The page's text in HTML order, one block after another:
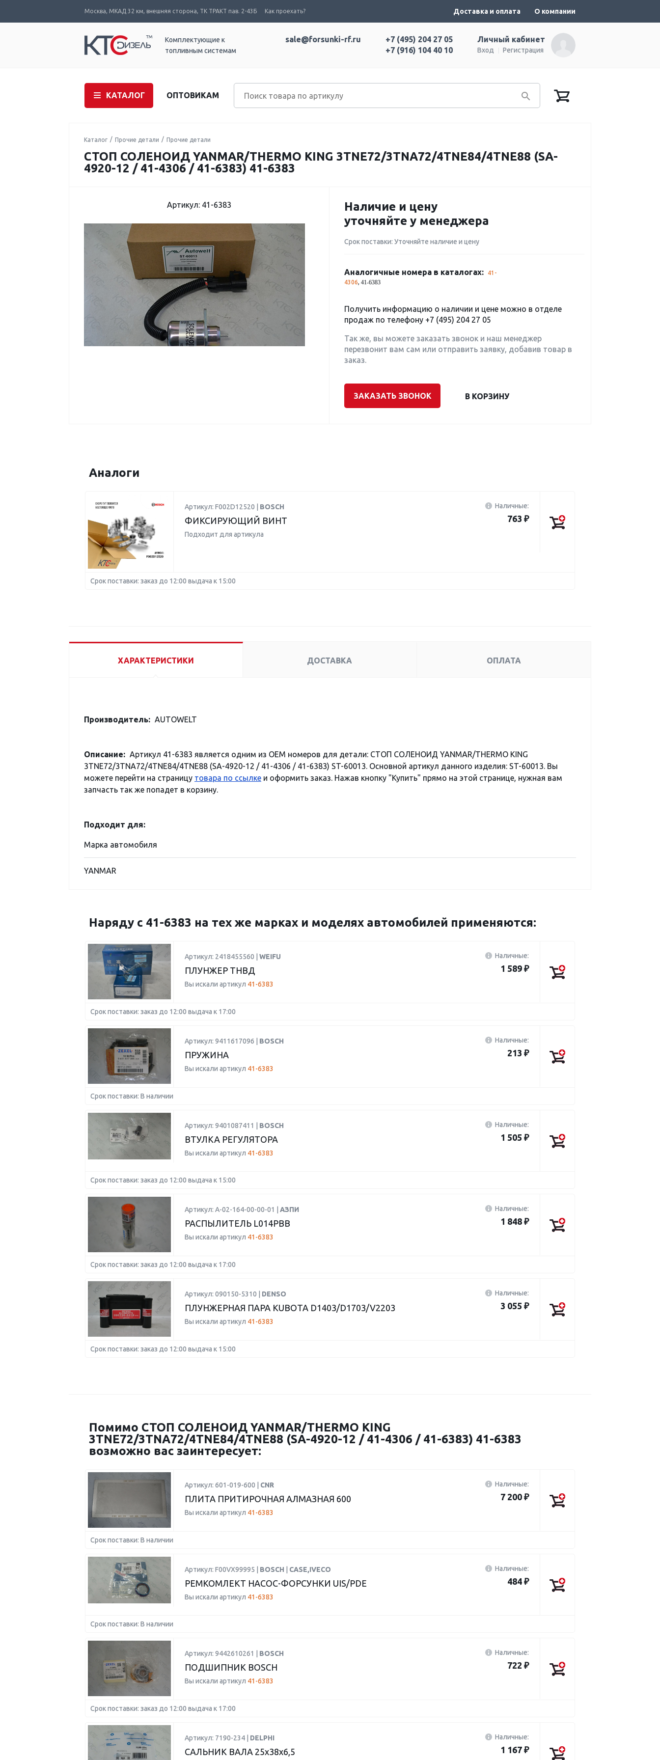
Москва, МКАД 32 км, внешняя сторона, ТК ТРАКТ пав. 2-43Б Как проехать? Доставка и оплата О компании
Комплектующие к
топливным системам
Личный кабинет
Вход Регистрация
+7 (495) 204 27 05
+7 (916) 104 40 10
sale@forsunki-rf.ru
КАТАЛОГ ОПТОВИКАМ
Каталог Прочие детали Прочие детали
СТОП СОЛЕНОИД YANMAR/THERMO KING 3TNE72/3TNA72/4TNE84/4TNE88 (SA-
4920-12 / 41-4306 / 41-6383) 41-6383
Артикул: 41-6383
Наличие и цену
уточняйте у менеджера
Срок поставки: Уточняйте наличие и цену
Аналогичные номера в каталогах:
41-
4306, 41-6383
Получить информацию о наличии и цене можно в отделе
продаж по телефону +7 (495) 204 27 05
Так же, вы можете заказать звонок и наш менеджер
перезвонит вам сам или отправить заявку, добавив товар в
заказ.
ЗАКАЗАТЬ ЗВОНОК В КОРЗИНУ
Аналоги
Артикул: F002D12520 | BOSCH
ФИКСИРУЮЩИЙ ВИНТ
Подходит для артикула
Наличные:
763 ₽
Срок поставки: заказ до 12:00 выдача к 15:00
ХАРАКТЕРИСТИКИ ДОСТАВКА ОПЛАТА
Производитель: AUTOWELT
Описание: Артикул 41-6383 является одним из OEM номеров для детали: СТОП СОЛЕНОИД YANMAR/THERMO KING
3TNE72/3TNA72/4TNE84/4TNE88 (SA-4920-12 / 41-4306 / 41-6383) ST-60013. Основной артикул данного изделия: ST-60013. Вы
можете перейти на страницу товара по ссылке и оформить заказ. Нажав кнопку "Купить" прямо на этой странице, нужная вам
запчасть так же попадет в корзину.
Подходит для:
Марка автомобиля
YANMAR
Наряду с 41-6383 на тех же марках и моделях автомобилей применяются:
Артикул: 2418455560 | WEIFU
ПЛУНЖЕР ТНВД
Вы искали артикул 41-6383
Наличные:
1 589 ₽
Срок поставки: заказ до 12:00 выдача к 17:00
Артикул: 9411617096 | BOSCH
ПРУЖИНА
Вы искали артикул 41-6383
Наличные:
213 ₽
Срок поставки: В наличии
Артикул: 9401087411 | BOSCH
ВТУЛКА РЕГУЛЯТОРА
Вы искали артикул 41-6383
Наличные:
1 505 ₽
Срок поставки: заказ до 12:00 выдача к 15:00
Артикул: А-02-164-00-00-01 | АЗПИ
РАСПЫЛИТЕЛЬ L014PBB
Вы искали артикул 41-6383
Наличные:
1 848 ₽
Срок поставки: заказ до 12:00 выдача к 17:00
Артикул: 090150-5310 | DENSO
ПЛУНЖЕРНАЯ ПАРА KUBOTA D1403/D1703/V2203
Вы искали артикул 41-6383
Наличные:
3 055 ₽
Срок поставки: заказ до 12:00 выдача к 15:00
Помимо СТОП СОЛЕНОИД YANMAR/THERMO KING
3TNE72/3TNA72/4TNE84/4TNE88 (SA-4920-12 / 41-4306 / 41-6383) 41-6383
возможно вас заинтересует:
Артикул: 601-019-600 | CNR
ПЛИТА ПРИТИРОЧНАЯ АЛМАЗНАЯ 600
Вы искали артикул 41-6383
Наличные:
7 200 ₽
Срок поставки: В наличии
Артикул: F00VX99995 | BOSCH CASE,IVECO
РЕМКОМЛЕКТ НАСОС-ФОРСУНКИ UIS/PDE
Вы искали артикул 41-6383
Наличные:
484 ₽
Срок поставки: В наличии
Артикул: 9442610261 | BOSCH
ПОДШИПНИК BOSCH
Вы искали артикул 41-6383
Наличные:
722 ₽
Срок поставки: заказ до 12:00 выдача к 17:00
Артикул: 7190-234 | DELPHI
САЛЬНИК ВАЛА 25х38х6,5
Наличные:
1 167 ₽